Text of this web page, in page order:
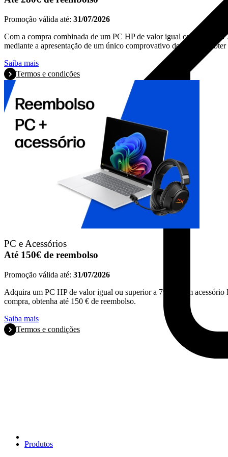
Produtos
Promoção válida até: 31/07/2026
Com a compra combinada de um PC HP de valor igual ou superior
mediante a apresentação de um único comprovativo de compra,
Saiba mais
Termos e condições
PC e Acessórios
Até 150€ de reembolso
Promoção válida até: 31/07/2026
Adquira um PC HP de valor igual ou superior a 799€ e um
compra, obtenha até 150 € de reembolso.
Saiba mais
Termos e condições